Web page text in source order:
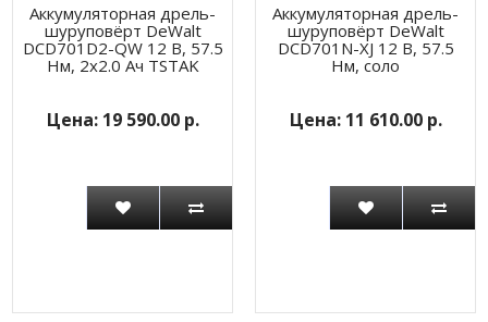
Аккумуляторная дрель-
шуруповёрт DeWalt
DCD701D2-QW 12 В, 57.5
Нм, 2х2.0 Ач TSTAK
19 590.00 р.
Аккумуляторная дрель-
шуруповёрт DeWalt
DCD701N-XJ 12 В, 57.5
Нм, соло
11 610.00 р.